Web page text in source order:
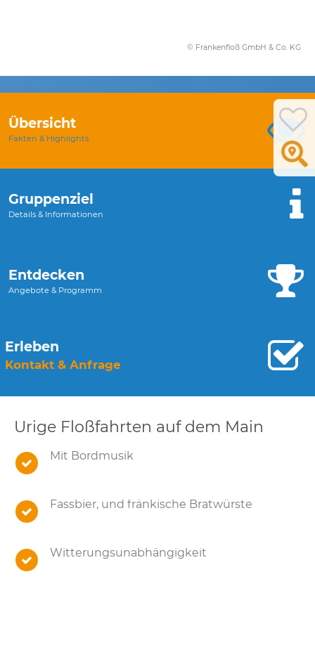
© Frankenfloß GmbH & Co. KG
Übersicht
Fakten & Highlights
Gruppenziel
Details & Informationen
Entdecken
Angebote & Programm
Erleben
Kontakt & Anfrage
Urige Floßfahrten auf dem Main
Mit Bordmusik
Fassbier, und fränkische Bratwürste
Witterungsunabhängigkeit